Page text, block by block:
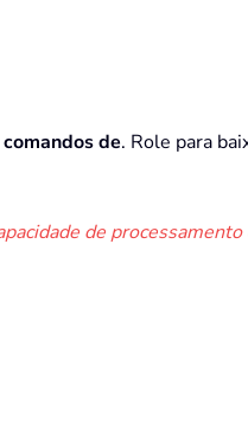
de. Role para
de